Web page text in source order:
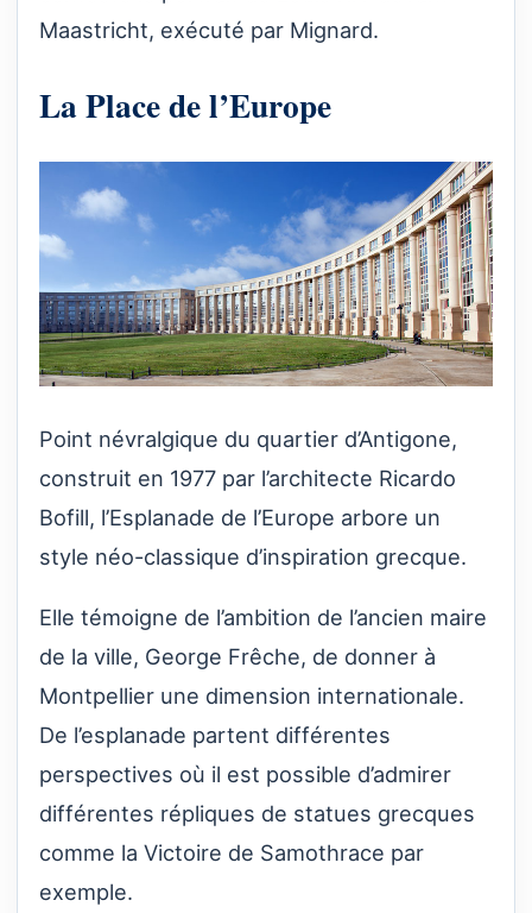
Maastricht, exécuté par Mignard.
La Place de l’Europe
Point névralgique du quartier d’Antigone,
construit en 1977 par l’architecte Ricardo
Bofill, l’Esplanade de l’Europe arbore un
style néo-classique d’inspiration grecque.
Elle témoigne de l’ambition de l’ancien maire
de la ville, George Frêche, de donner à
Montpellier une dimension internationale.
De l’esplanade partent différentes
perspectives où il est possible d’admirer
différentes répliques de statues grecques
comme la Victoire de Samothrace par
exemple.